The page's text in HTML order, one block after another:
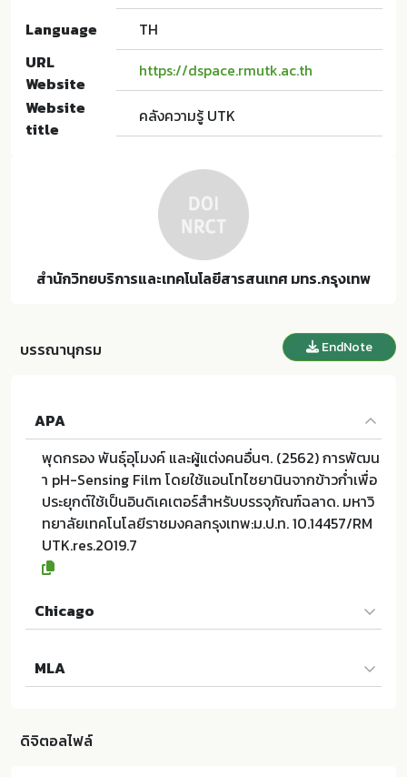
Language
TH
URL
Website
https://dspace.rmutk.ac.th
Website
title
คลังความรู้ UTK
สำนักวิทยบริการและเทคโนโลยีสารสนเทศ มทร.กรุงเทพ
บรรณานุกรม EndNote
APA
พุดกรอง พันธุ์อุโมงค์ และผู้แต่งคนอื่นๆ. (2562) การพัฒน
า pH-Sensing Film โดยใช้แอนโทไซยานินจากข้าวก่ำเพื่อ
ประยุกต์ใช้เป็นอินดิเคเตอร์สำหรับบรรจุภัณฑ์ฉลาด. มหาวิ
ทยาลัยเทคโนโลยีราชมงคลกรุงเทพ:ม.ป.ท. 10.14457/RM
UTK.res.2019.7
Chicago
pH-Sensing Film โดยใช้แอนโทไซยานินจากข้าวก่ำเพื่อ ป
ระยุกต์ใช้เป็นอินดิเคเตอร์สำหรับบรรจุภัณฑ์ฉลาด. ม.ป.ท.:ม
K.res.2019.7
MLA
ต์ใช้เป็นอินดิเคเตอร์สำหรับบรรจุภัณฑ์ฉลาด. ม.ป.ท.:มหาวิ
ดิจิตอลไฟล์